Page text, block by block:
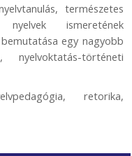
természetes
ismeretének
egy nagyobb
történeti
retorika,